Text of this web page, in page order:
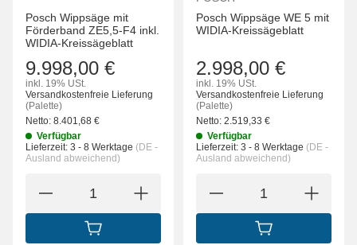
Posch Wippsäge mit
Förderband ZE5,5-F4 inkl.
WIDIA-Kreissägeblatt
9.998,00 €
inkl. 19% USt.
Versandkostenfreie Lieferung
(Palette)
Netto: 8.401,68 €
Verfügbar
Lieferzeit: 3 - 8 Werktage (DE -
Ausland abweichend)
IN DEN WARENKORB
Posch Wippsäge WE 5 mit
WIDIA-Kreissägeblatt
2.998,00 €
inkl. 19% USt.
Versandkostenfreie Lieferung
(Palette)
Netto: 2.519,33 €
Verfügbar
Lieferzeit: 3 - 8 Werktage (DE -
Ausland abweichend)
IN DEN